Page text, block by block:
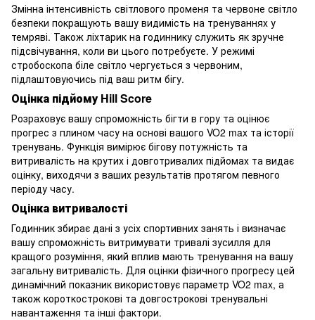
Змінна інтенсивність світлового променя та червоне світло
безпеки покращують вашу видимість на тренуваннях у
темряві. Також ліхтарик на годиннику служить як зручне
підсвічування, коли ви цього потребуєте. У режимі
стробоскопа біле світло чергується з червоним,
підлаштовуючись під ваш ритм бігу.
Оцінка підйому Hill Score
Розраховує вашу спроможність бігти в гору та оцінює
прогрес з плином часу на основі вашого VO2 max та історії
тренувань. Функція вимірює бігову потужність та
витривалість на крутих і довготривалих підйомах та видає
оцінку, виходячи з ваших результатів протягом певного
періоду часу.
Оцінка витривалості
Годинник збирає дані з усіх спортивних занять і визначає
вашу спроможність витримувати тривалі зусилля для
кращого розуміння, який вплив мають тренування на вашу
загальну витривалість. Для оцінки фізичного прогресу цей
динамічний показник використовує параметр VO2 max, а
також короткострокові та довгострокові тренувальні
навантаження та інші фактори.